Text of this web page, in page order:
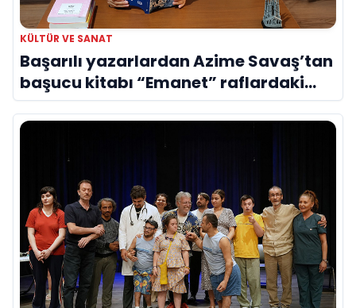
KÜLTÜR VE SANAT
Başarılı yazarlardan Azime Savaş’tan
başucu kitabı “Emanet” raflardaki
yerini aldı